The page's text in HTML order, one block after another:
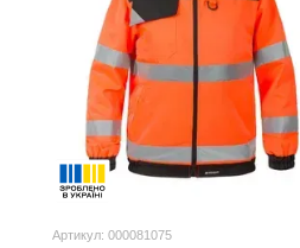
Артикул: 000081075